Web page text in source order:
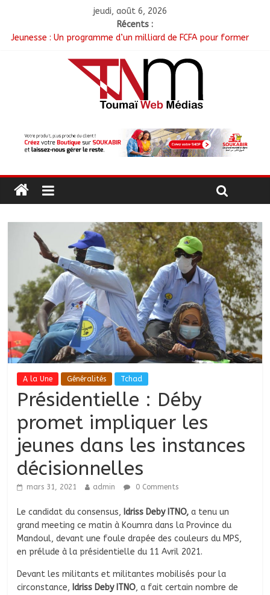
jeudi, août 6, 2026
Récents :
Jeunesse : Un programme d’un milliard de FCFA pour former
Tchad : L’AMET réagit à la suspension des demandes de
création de journaux en ligne
Tchad : Le CESCE ouvre sa deuxième session ordinaire
consacrée à la transition numérique
N’Djamena : Le maire du 1er arrondissement évalue l’état des
routes après les travaux
A la Une Généralités Tchad
Présidentielle : Déby
promet impliquer les
jeunes dans les instances
décisionnelles
mars 31, 2021 admin 0 Comments
Le candidat du consensus, Idriss Deby ITNO, a tenu un
grand meeting ce matin à Koumra dans la Province du
Mandoul, devant une foule drapée des couleurs du MPS,
en prélude à la présidentielle du 11 Avril 2021.
Devant les militants et militantes mobilisés pour la
circonstance, Idriss Deby ITNO, a fait certain nombre de